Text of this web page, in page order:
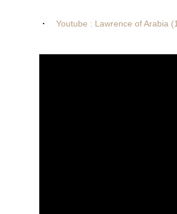
・ Youtube : Lawrence of Arabia